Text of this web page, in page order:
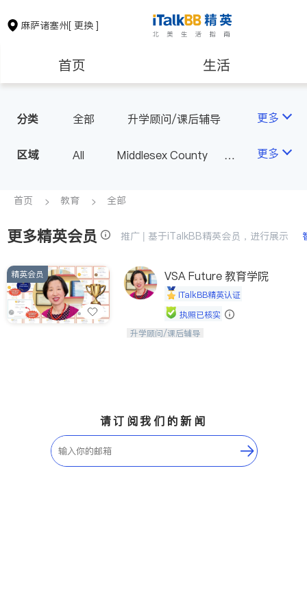
麻萨诸塞州[ 更换 ]
首页 生活
保险理财 房地产租售
银行贷款
建筑装修 教育
养老 非盈利组织
分类 全部 升学顾问/课后辅导 更多
区域 All
Middlesex County
Norfolk County - Quincy
更多
首页 教育 全部
更多精英会员 推广 | 基于iTalkBB精英会员，进行展示
精英会员 VSA Future 教育学院
iTalkBB精英认证
执照已核实
孩子美好的未来始于早期能力的培养，
升学顾问/课后辅导
请订阅我们的新闻